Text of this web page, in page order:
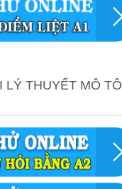
LÝ THUYẾT MÔ TÔ